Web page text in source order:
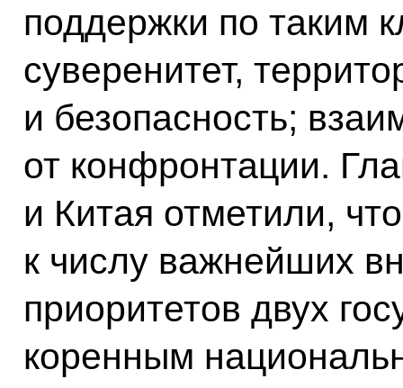
поддержки по таким
суверенитет,
и безопасность;
от конфронтации.
и Китая отметили,
к числу важнейших
приоритетов двух
коренным